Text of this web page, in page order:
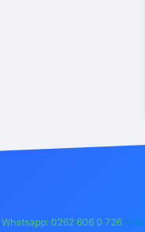
Whatsapp: 0262 606 0 726